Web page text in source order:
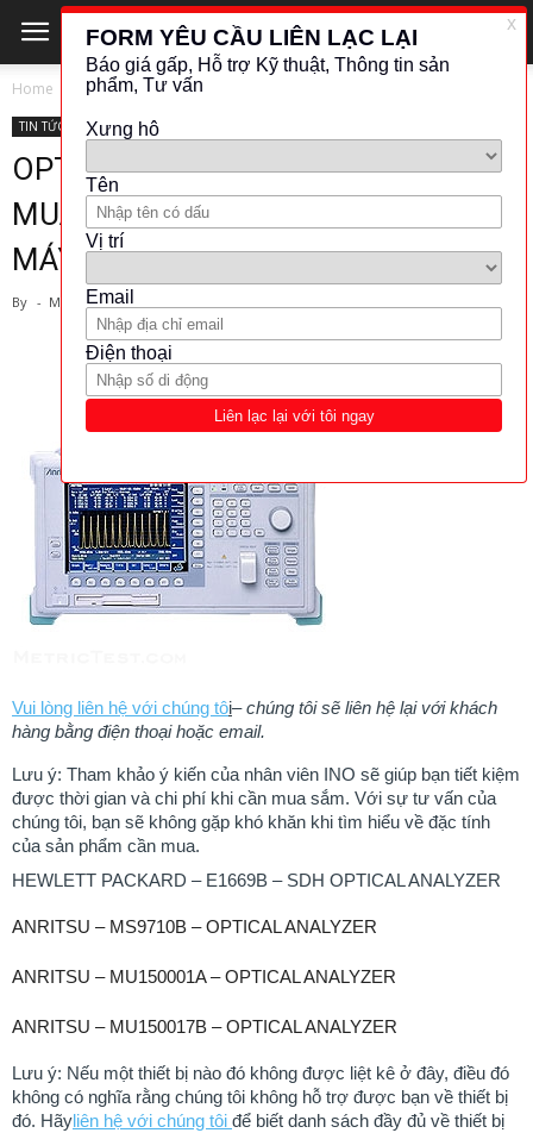
Home TIN TỨC - CÔNG NGHỆ
TIN TỨC - CÔNG NGHỆ
OPTICAL ANALYZERS – TƯ VẤN
MUA SẮM VÀ CUNG CẤP THIẾT BỊ
MÁY PHÂN TÍCH QUANG
By - March 29, 2019
Vui lòng liên hệ với chúng tôi– chúng tôi sẽ liên hệ lại với khách
hàng bằng điện thoại hoặc email.
Lưu ý: Tham khảo ý kiến của nhân viên INO sẽ giúp bạn tiết kiệm
được thời gian và chi phí khi cần mua sắm. ​​Với sự tư vấn của
chúng tôi, bạn sẽ không gặp khó khăn khi tìm hiểu về đặc tính
của sản phẩm cần mua.
HEWLETT PACKARD – E1669B – SDH OPTICAL ANALYZER
ANRITSU – MS9710B – OPTICAL ANALYZER
ANRITSU – MU150001A – OPTICAL ANALYZER
ANRITSU – MU150017B – OPTICAL ANALYZER
Lưu ý: Nếu một thiết bị nào đó không được liệt kê ở đây, điều đó
không có nghĩa rằng chúng tôi không hỗ trợ được bạn về thiết bị
đó. Hãyliên hệ với chúng tôi để biết danh sách đầy đủ về thiết bị